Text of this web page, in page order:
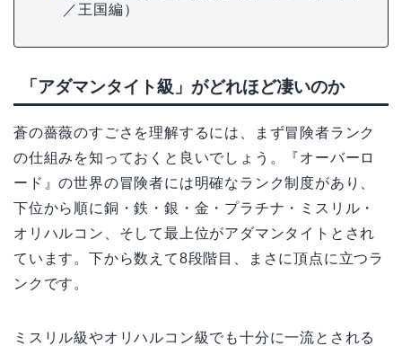
／王国編）
「アダマンタイト級」がどれほど凄いのか
蒼の薔薇のすごさを理解するには、まず冒険者ランク
の仕組みを知っておくと良いでしょう。『オーバーロ
ード』の世界の冒険者には明確なランク制度があり、
下位から順に銅・鉄・銀・金・プラチナ・ミスリル・
オリハルコン、そして最上位がアダマンタイトとされ
ています。下から数えて8段階目、まさに頂点に立つラ
ンクです。
ミスリル級やオリハルコン級でも十分に一流とされる